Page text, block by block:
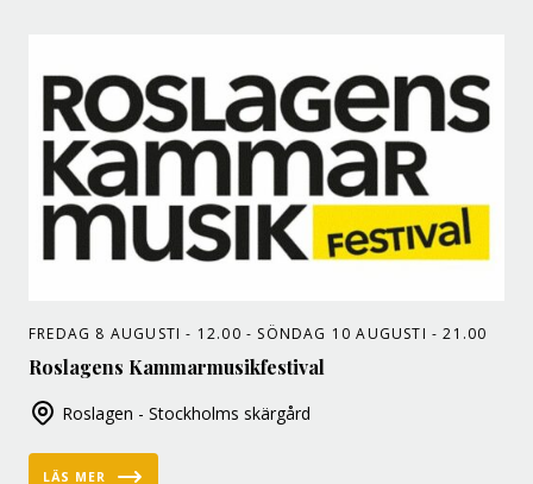
FREDAG 8 AUGUSTI - 12.00 - SÖNDAG 10 AUGUSTI - 21.00
Roslagens Kammarmusikfestival
Roslagen - Stockholms skärgård
LÄS MER